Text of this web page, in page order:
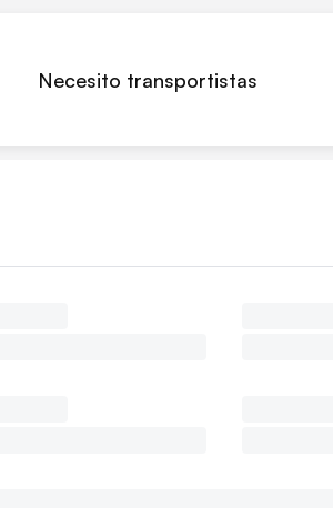
Necesito transportistas